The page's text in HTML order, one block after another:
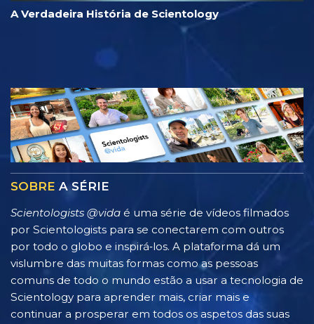
A Verdadeira História de Scientology
SOBRE A SÉRIE
Scientologists @vida é uma série de vídeos filmados
por Scientologists para se conectarem com outros
por todo o globo e inspirá‑los. A plataforma dá um
vislumbre das muitas formas como as pessoas
comuns de todo o mundo estão a usar a tecnologia de
Scientology para aprender mais, criar mais e
continuar a prosperar em todos os aspetos das suas